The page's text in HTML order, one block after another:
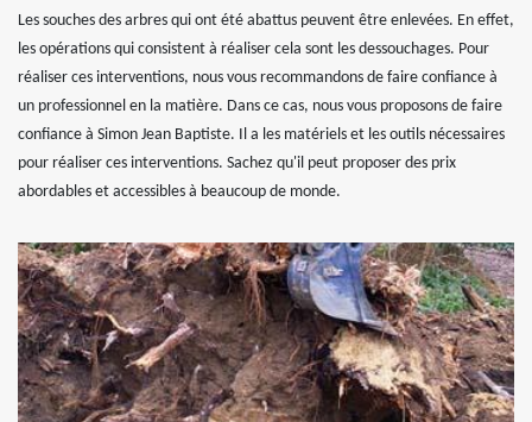
Les souches des arbres qui ont été abattus peuvent être enlevées. En effet,
les opérations qui consistent à réaliser cela sont les dessouchages. Pour
réaliser ces interventions, nous vous recommandons de faire confiance à
un professionnel en la matière. Dans ce cas, nous vous proposons de faire
confiance à Simon Jean Baptiste. Il a les matériels et les outils nécessaires
pour réaliser ces interventions. Sachez qu'il peut proposer des prix
abordables et accessibles à beaucoup de monde.